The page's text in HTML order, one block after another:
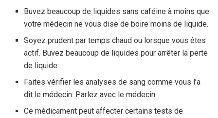
Buvez beaucoup de liquides sans caféine à moins que
votre médecin ne vous dise de boire moins de liquide.
Soyez prudent par temps chaud ou lorsque vous êtes
actif. Buvez beaucoup de liquides pour arrêter la perte
de liquide.
Faites vérifier les analyses de sang comme vous l’a
dit le médecin. Parlez avec le médecin.
Ce médicament peut affecter certains tests de